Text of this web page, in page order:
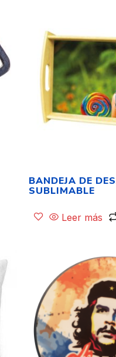
BANDEJA DE
SUBLIMABLE
Leer más